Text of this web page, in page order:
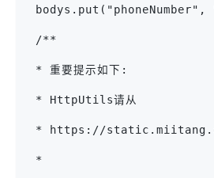
/**
* 重要提示如下:
* HttpUtils请从
* https://
*